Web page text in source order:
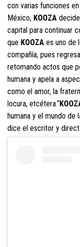
con varias funciones
México, KOOZA
capital para continuar
que KOOZA es uno de
compañía, pues
retomando actos que
humana y apela a
como el amor, la
locura, etcétera.“
humana y el mundo de
dice el escritor y